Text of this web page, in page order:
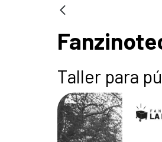
Taller para